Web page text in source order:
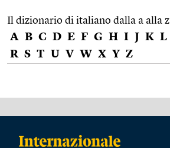
Il dizionario di italiano dalla a alla z
A B C D E F G H I J K L
R S T U V W X Y Z